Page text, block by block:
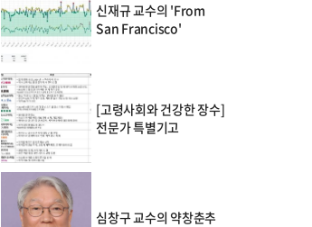
신재규 교수의 'From
San Francisco'
[고령사회와 건강한 장수]
전문가 특별기고
심창구 교수의 약창춘추